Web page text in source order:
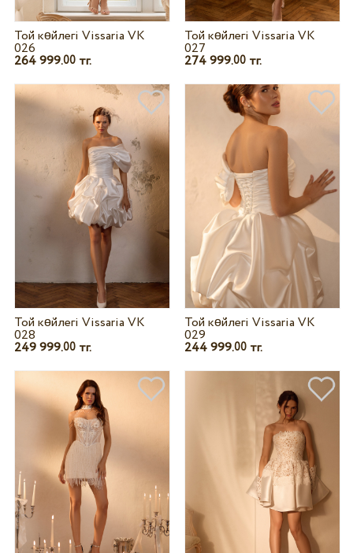
Той көйлегі Vissaria VK
026
264 999.00тг.
Той көйлегі Vissaria VK
027
274 999.00 тг.
Той көйлегі Vissaria VK
028
249 999.00тг.
Той көйлегі Vissaria VK
029
244 999.00 тг.